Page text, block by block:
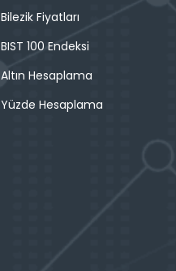
Bilezik Fiyatları
BIST 100 Endeksi
Altın Hesaplama
Yüzde Hesaplama